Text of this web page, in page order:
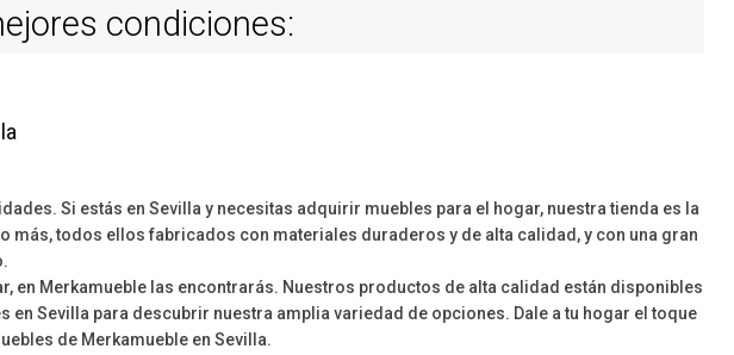
condiciones:
Si estás en Sevilla y necesitas adquirir muebles para el hogar, nuestra tienda es la
todos ellos fabricados con materiales duraderos y de alta calidad, y con una gran
Merkamueble las encontrarás. Nuestros productos de alta calidad están disponibles
Sevilla para descubrir nuestra amplia variedad de opciones. Dale a tu hogar el toque
de Merkamueble en Sevilla.